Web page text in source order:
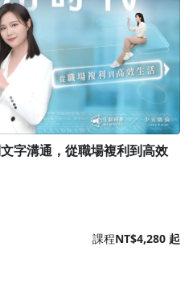
字溝通，從職場複利到高效
課程NT$4,280 起